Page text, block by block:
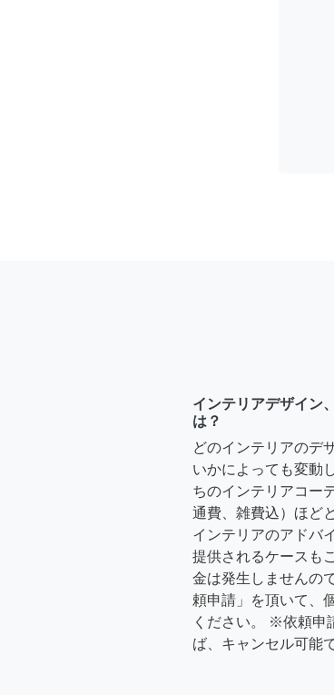
インテリアデザイン
は？
どのインテリアのデ
いかによっても変動
ちのインテリアコー
通費、雑費込）ほど
インテリアのアドバ
提供されるケースも
金は発生しませんの
頼申請」を頂いて、
ください。 ※依頼申
ば、キャンセル可能